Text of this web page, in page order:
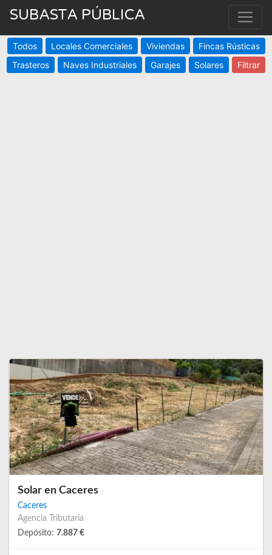
SUBASTA PÚBLICA
Todos Locales Comerciales Viviendas
Fincas Rústicas
Trasteros
Naves Industriales Garajes Solares Filtrar
Solar en Caceres
Caceres
Agencia Tributaria
Depósito: 7.887 €